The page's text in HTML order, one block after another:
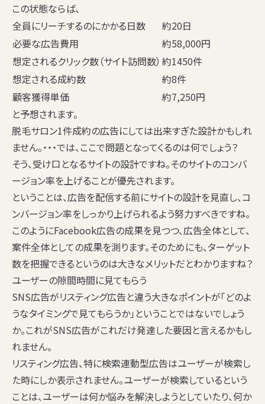
この状態ならば、
全員にリーチするのにかかる日数
約20日
必要な広告費用
約58,000円
想定されるクリック数（サイト訪問数） 約1450件
想定される成約数
約8件
顧客獲得単価
約7,250円
と予想されます。
脱毛サロン1件成約の広告にしては出来すぎた設計かもしれ
ません。・・・では、ここで問題となってくるのは何でしょう？
そう、受け口となるサイトの設計ですね。そのサイトのコンバ
ージョン率を上げることが優先されます。
ということは、広告を配信する前にサイトの設計を見直し、コ
ンバージョン率をしっかり上げられるよう努力すべきですね。
このようにFacebook広告の成果を見つつ、広告全体として、
案件全体としての成果を測ります。そのためにも、ターゲット
数を把握できるというのは大きなメリットだとわかりますね？
ユーザーの隙間時間に見てもらう
SNS広告がリスティング広告と違う大きなポイントが「どのよ
うなタイミングで見てもらうか」ということではないでしょう
か。これがSNS広告がこれだけ発達した要因と言えるかもし
れません。
リスティング広告、特に検索連動型広告はユーザーが検索し
た時にしか表示されません。ユーザーが検索しているという
ことは、ユーザーは何か悩みを解決しようとしていたり、何か